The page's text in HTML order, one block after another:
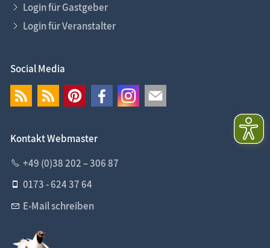
Login für Gastgeber
Login für Veranstalter
Social Media
Kontakt Webmaster
+49 (0)38 202 – 306 87
0173 - 624 37 64
E-Mail schreiben